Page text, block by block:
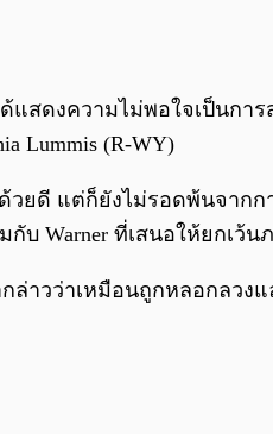
ด้แสดงความไม่พอใจเป็น
Lummis (R-WY)
ดี แต่ก็ยังไม่รอดพ้นจากก
บ Warner ที่เสนอให้ยกเว้
ล่าวว่าเหมือนถูกหลอกลวง